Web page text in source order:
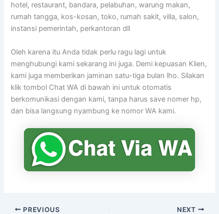
hotel, restaurant, bandara, pelabuhan, warung makan,
rumah tangga, kos-kosan, toko, rumah sakit, villa, salon,
instansi pemerintah, perkantoran dll
Oleh karena itu Anda tidak perlu ragu lagi untuk
menghubungi kami sekarang ini juga. Demi kepuasan Klien,
kami juga memberikan jaminan satu-tiga bulan lho. Silakan
klik tombol Chat WA di bawah ini untuk otomatis
berkomunikasi dengan kami, tanpa harus save nomer hp,
dan bisa langsung nyambung ke nomor WA kami.
PREVIOUS NEXT